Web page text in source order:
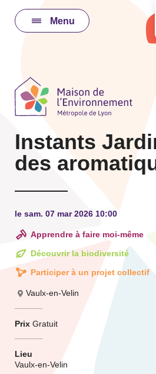
Menu
Instants
des
le sam. 07 mar 2026 10:00
Apprendre à faire moi-même
Découvrir la biodiversité
Participer à un projet collectif
Vaulx-en-Velin
Prix Gratuit
Lieu
Vaulx-en-Velin